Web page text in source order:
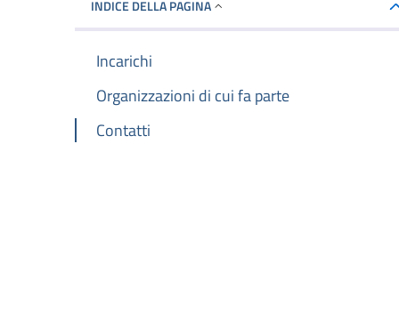
INDICE DELLA PAGINA
Incarichi
Organizzazioni di cui fa parte
Contatti